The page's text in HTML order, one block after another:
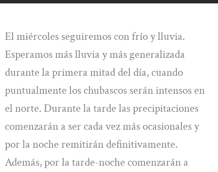
El miércoles seguiremos con frío y lluvia.
Esperamos más lluvia y más generalizada
durante la primera mitad del día, cuando
puntualmente los chubascos serán intensos en
el norte. Durante la tarde las precipitaciones
comenzarán a ser cada vez más ocasionales y
por la noche remitirán definitivamente.
Además, por la tarde-noche comenzarán a